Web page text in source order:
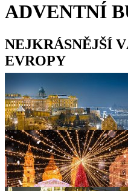
ADVENTNÍ
NEJKRÁSNĚJŠÍ
EVROPY
ADVENTNÍ ZÁJEZD
••••••••••